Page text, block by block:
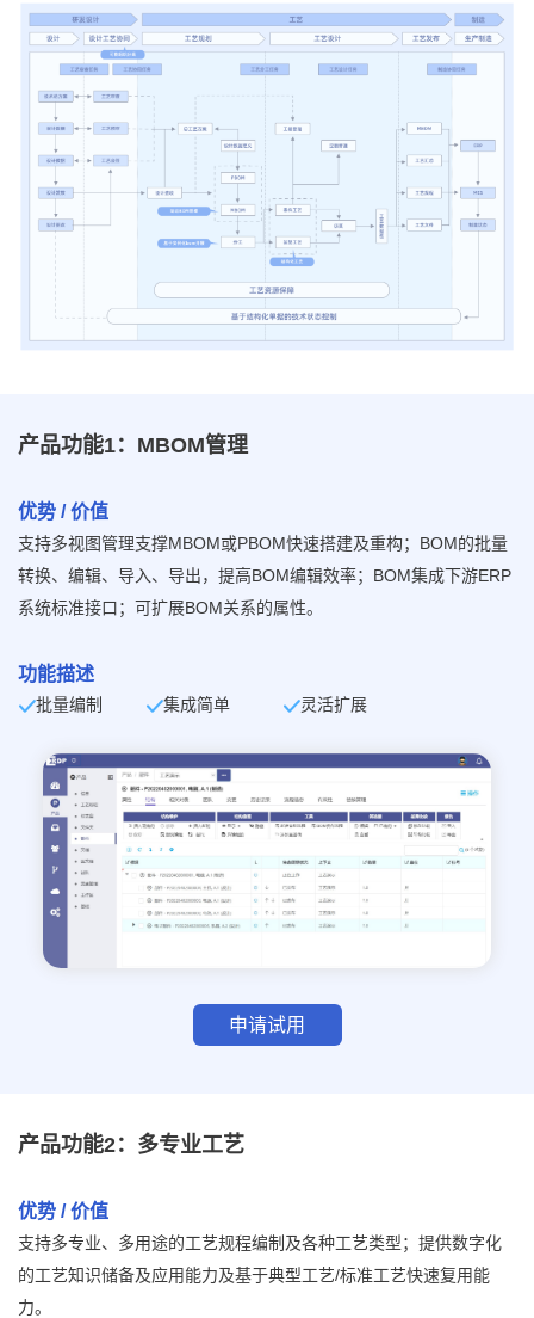
产品功能1：MBOM管理
优势 / 价值
支持多视图管理支撑MBOM或PBOM快速搭建及重构；BOM的批量
转换、编辑、导入、导出，提高BOM编辑效率；BOM集成下游ERP
系统标准接口；可扩展BOM关系的属性。
功能描述
批量编制 集成简单 灵活扩展
申请试用
产品功能2：多专业工艺
优势 / 价值
支持多专业、多用途的工艺规程编制及各种工艺类型；提供数字化
的工艺知识储备及应用能力及基于典型工艺/标准工艺快速复用能
力。